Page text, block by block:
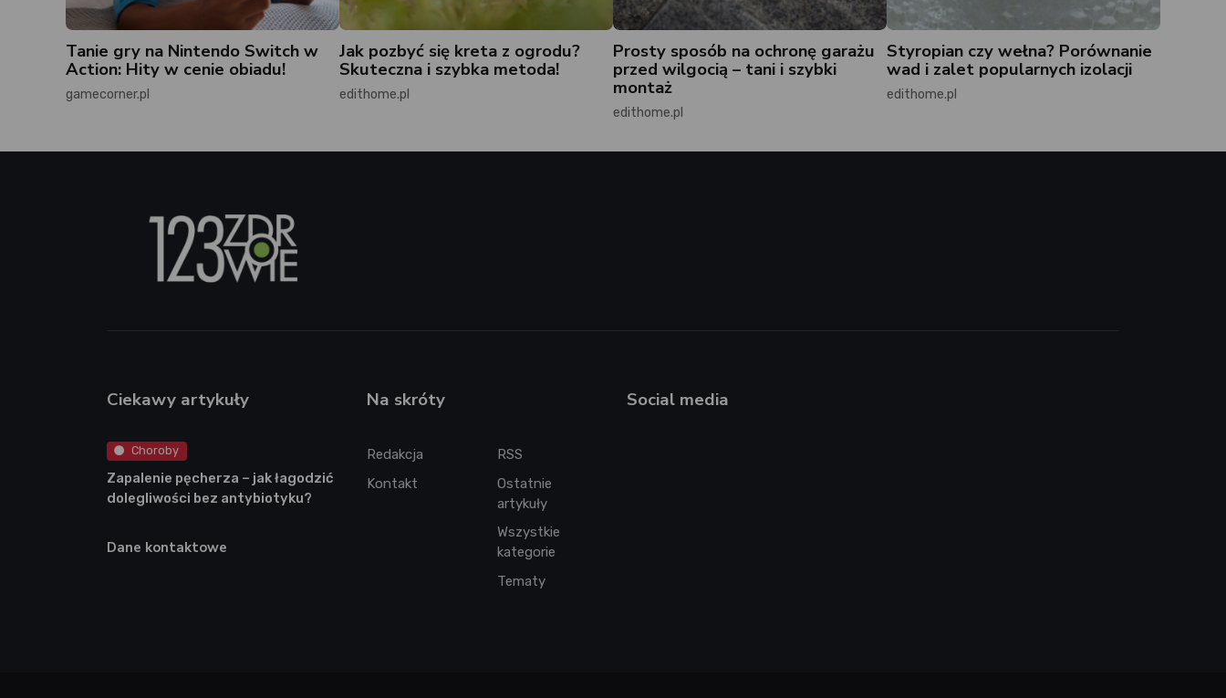
Tanie gry na Nintendo Switch w
Action: Hity w cenie obiadu!
gamecorner.pl
Jak pozbyć się kreta z ogrodu?
Skuteczna i szybka metoda!
edithome.pl
Prosty sposób na ochronę garażu
przed wilgocią – tani i szybki
montaż
edithome.pl
Styropian czy wełna? Porównanie
wad i zalet popularnych izolacji
edithome.pl
Ciekawy artykuły
Choroby
Zapalenie pęcherza – jak łagodzić
dolegliwości bez antybiotyku?
Dane kontaktowe
Na skróty
Redakcja
Kontakt
RSS
Ostatnie
artykuły
Wszystkie
kategorie
Tematy
Social media